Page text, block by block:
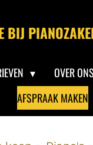
BIJ
OVER ONS
AFSPRAAK MAKEN